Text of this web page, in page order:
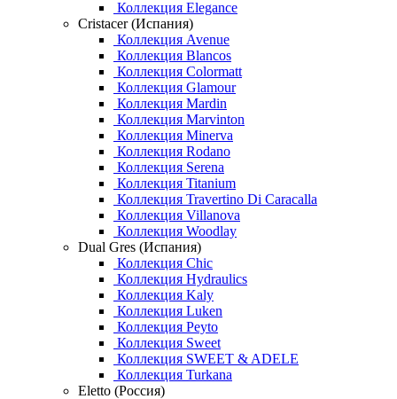
Коллекция Elegance
Cristacer (Испания)
Коллекция Avenue
Коллекция Blancos
Коллекция Colormatt
Коллекция Glamour
Коллекция Mardin
Коллекция Marvinton
Коллекция Minerva
Коллекция Rodano
Коллекция Serena
Коллекция Titanium
Коллекция Travertino Di Caracalla
Коллекция Villanova
Коллекция Woodlay
Dual Gres (Испания)
Коллекция Chic
Коллекция Hydraulics
Коллекция Kaly
Коллекция Luken
Коллекция Peyto
Коллекция Sweet
Коллекция SWEET & ADELE
Коллекция Turkana
Eletto (Россия)